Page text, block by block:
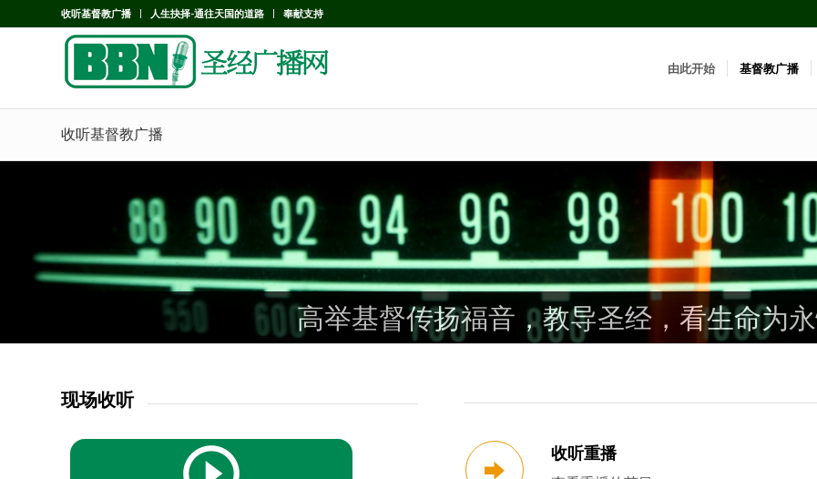
收听基督教广播 人生抉择-通往天国的道路 奉献支持
由此开始 基督教广播
收听基督教广播
高举基督传扬福音，教导圣经，看生命为
高举基督传扬福音，教导圣经，看生命为
高举基督传扬福音，教导圣经，看生命为
现场收听
收听重播